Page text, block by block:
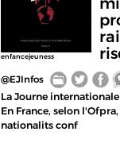
enfancejeuness
@EJInfos
La Journe
En France, selon
nationalits conf